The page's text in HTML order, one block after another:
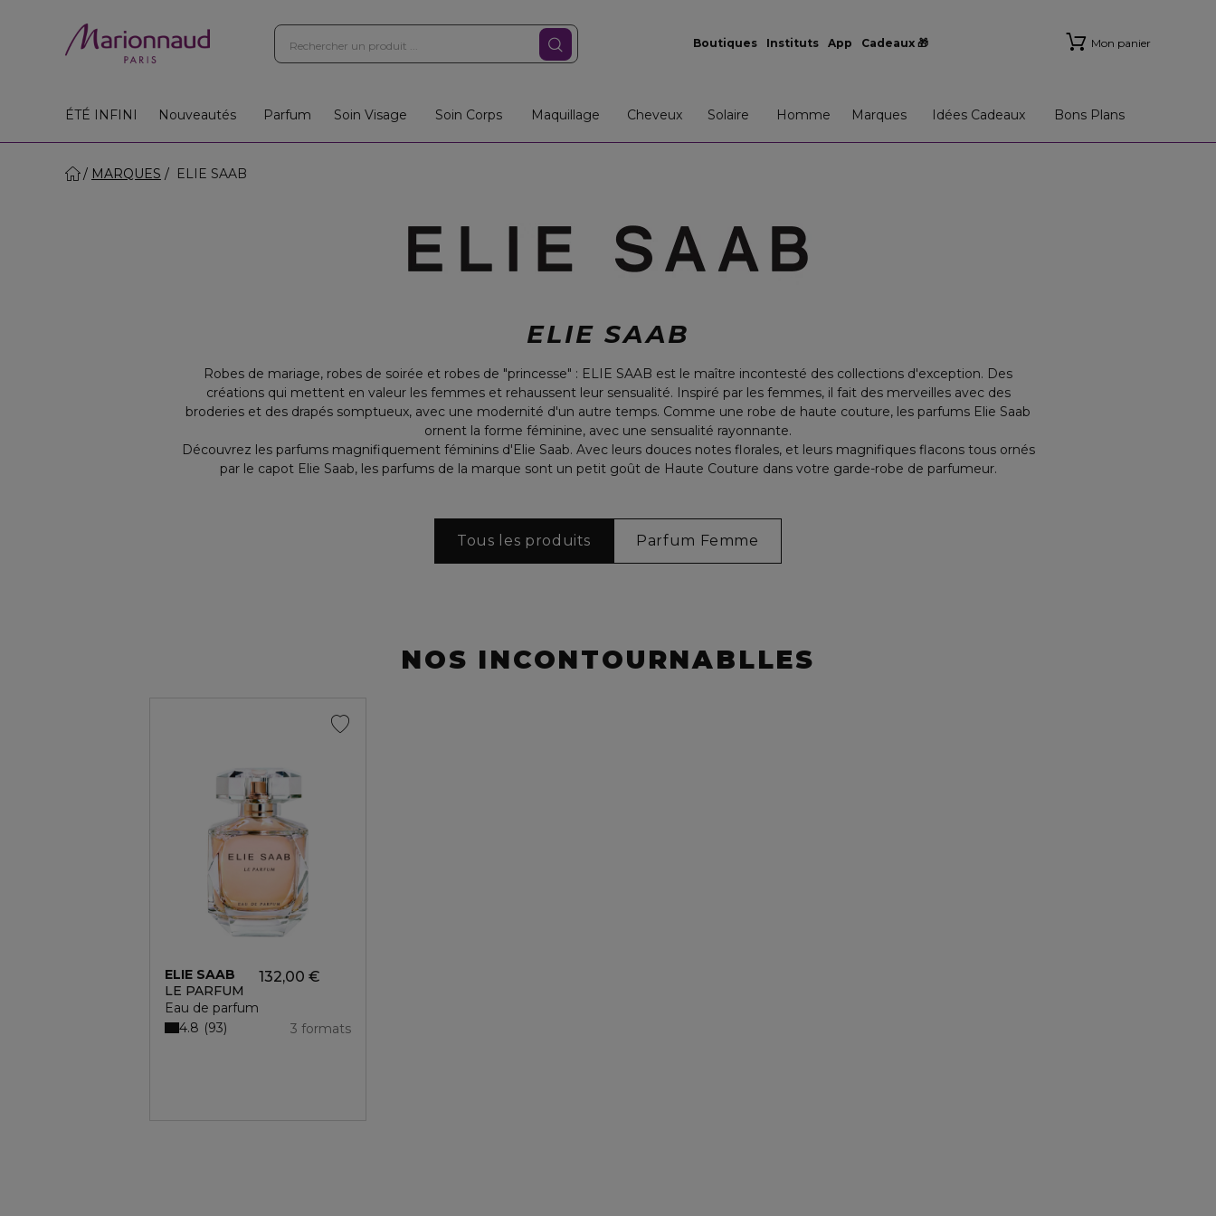
Boutiques Instituts App Cadeaux 🎁 Mon panier
ÉTÉ INFINI
Nouveautés Parfum Soin Visage Soin Corps Maquillage Cheveux Solaire Homme Marques Idées Cadeaux Bons Plans
MARQUES ELIE SAAB
ELIE SAAB
Robes de mariage, robes de soirée et robes de "princesse" : ELIE SAAB est le maître incontesté des collections d'exception. Des
créations qui mettent en valeur les femmes et rehaussent leur sensualité. Inspiré par les femmes, il fait des merveilles avec des
broderies et des drapés somptueux, avec une modernité d'un autre temps. Comme une robe de haute couture, les parfums Elie Saab
ornent la forme féminine, avec une sensualité rayonnante.
Découvrez les parfums magnifiquement féminins d'Elie Saab. Avec leurs douces notes florales, et leurs magnifiques flacons tous ornés
par le capot Elie Saab, les parfums de la marque sont un petit goût de Haute Couture dans votre garde-robe de parfumeur.
Tous les produits Parfum Femme
NOS INCONTOURNABLLES
ELIE SAAB
LE PARFUM
Eau de parfum
132,00 €
3 formats
4.8 93